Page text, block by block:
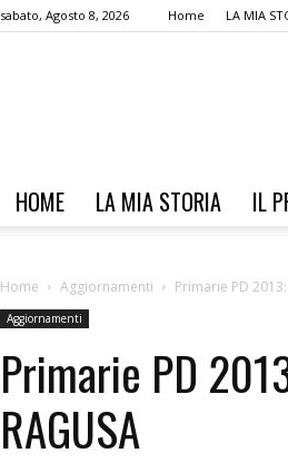
sabato, Agosto 8, 2026 Home LA MIA
HOME LA MIA STORIA IL
Home Aggiornamenti Primarie PD 2013:
Aggiornamenti
Primarie PD
RAGUSA